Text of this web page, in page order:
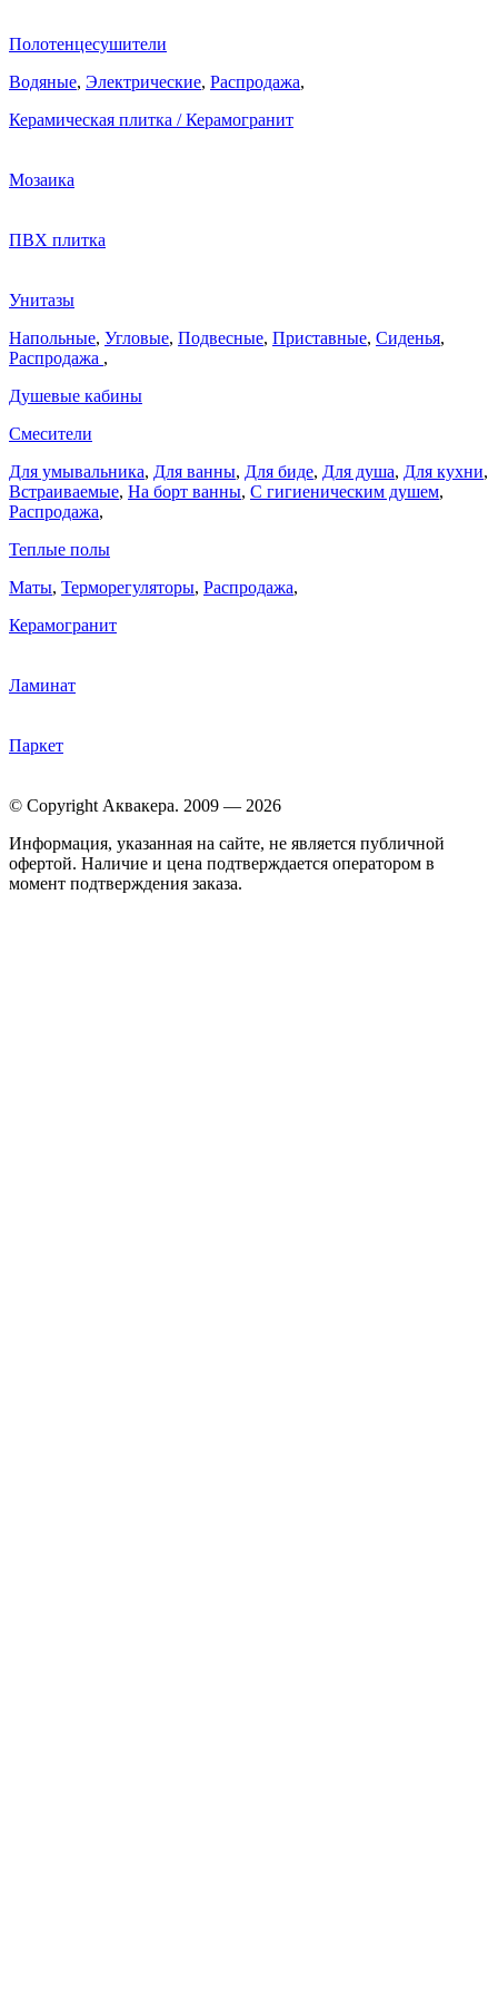
Полотенцесушители
Водяные, Электрические, Распродажа,
Керамическая плитка / Керамогранит
Мозаика
ПВХ плитка
Унитазы
Напольные, Угловые, Подвесные, Приставные, Сиденья,
Распродажа ,
Душевые кабины
Смесители
Для умывальника, Для ванны, Для биде, Для душа, Для кухни,
Встраиваемые, На борт ванны, C гигиеническим душем,
Распродажа,
Теплые полы
Маты, Терморегуляторы, Распродажа,
Керамогранит
Ламинат
Паркет
© Copyright Аквакера. 2009 — 2026
Информация, указанная на сайте, не является публичной
офертой. Наличие и цена подтверждается оператором в
момент подтверждения заказа.